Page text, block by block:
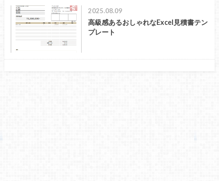
2025.08.09
高級感あるおしゃれなExcel見積書テン
プレート